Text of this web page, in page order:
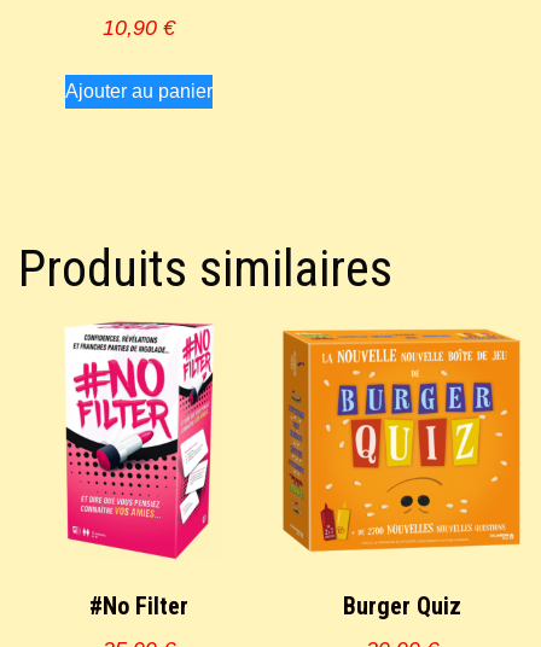
10,90€
Ajouter au panier
Produits similaires
#No Filter Burger Quiz